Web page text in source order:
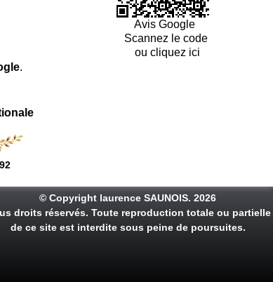
.
Avis Google
Scannez le code
ou cliquez ici
© Copyright laurence SAUNOIS. 2026
droits réservés. Toute reproduction totale ou partielle
de ce site est interdite sous peine de poursuites.